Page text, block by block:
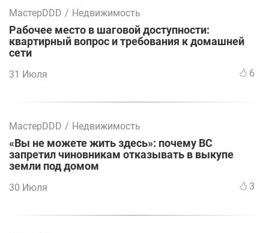
МастерDDD / Недвижимость
Рабочее место в шаговой доступности:
квартирный вопрос и требования к домашней
сети
31 Июля 6
МастерDDD / Недвижимость
«Вы не можете жить здесь»: почему ВС
запретил чиновникам отказывать в выкупе
земли под домом
30 Июля 3